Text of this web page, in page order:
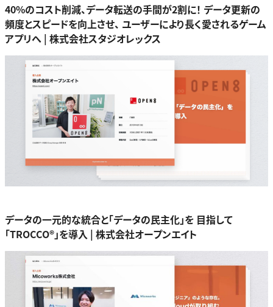
40%のコスト削減、データ転送の手間が2割に！ データ更新の
頻度とスピードを向上させ、 ユーザーにより長く愛されるゲーム
アプリへ | 株式会社スタジオレックス
データの一元的な統合と「データの民主化」を 目指して
「TROCCO®」を導入 | 株式会社オープンエイト